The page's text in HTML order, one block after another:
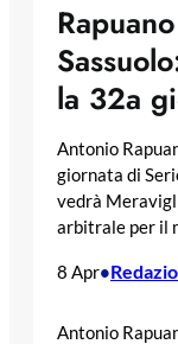
la 32a
Antonio
giornata di
vedrà
arbitrale per il
8 Apr•
Antonio